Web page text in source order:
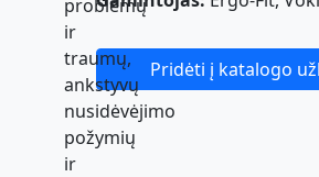
Pridėti į katalogo
problemų
ir
traumų,
ankstyvų
nusidėvėjimo
požymių
ir